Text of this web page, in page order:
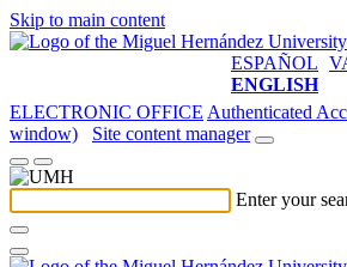
Skip to main content
ESPAÑOL
ENGLISH
ELECTRONIC OFFICE Authenticated
window)
Site content manager
Enter your